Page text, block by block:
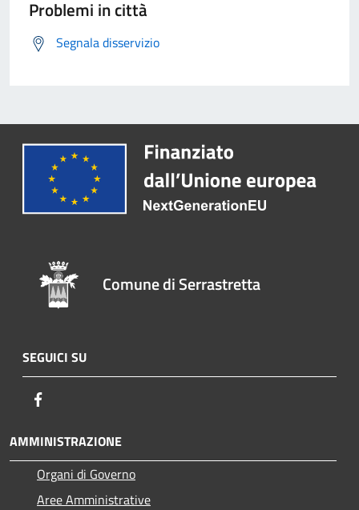
Problemi in città
Segnala disservizio
Comune di Serrastretta
SEGUICI SU
AMMINISTRAZIONE
Organi di Governo
Aree Amministrative